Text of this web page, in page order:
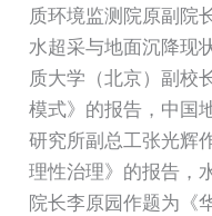
质环境监测院原副院
水超采与地面沉降现
质大学（北京）副校
模式》的报告，中国
研究所副总工张光辉
理性治理》的报告，
院长李原园作题为《